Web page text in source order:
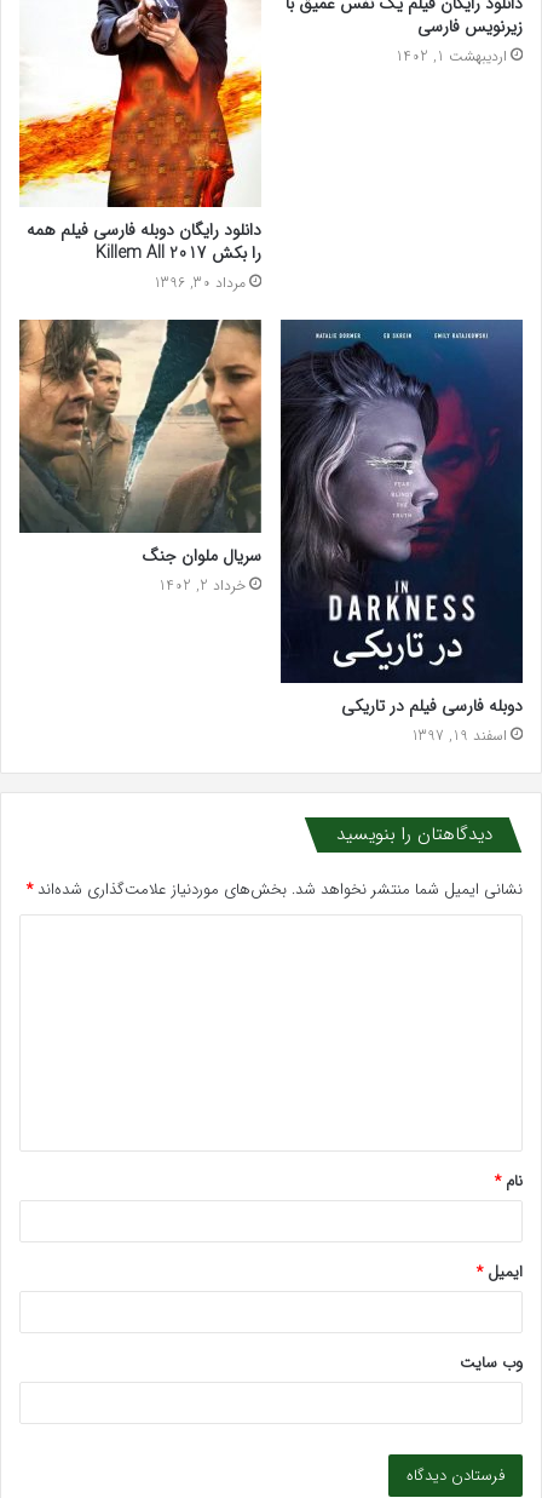
زیرنویس فارسی
اردیبهشت 1, 1402
دانلود رایگان دوبله فارسی فیلم همه
را بکش Killem All 2017
مرداد 30, 1396
دوبله فارسی فیلم در تاریکی
اسفند 19, 1397
سریال ملوان جنگ
خرداد 2, 1402
دیدگاهتان را بنویسید
نشانی ایمیل شما منتشر نخواهد شد. بخش‌های موردنیاز علامت‌گذاری شده‌اند*
*
نام*
ایمیل*
وب‌ سایت